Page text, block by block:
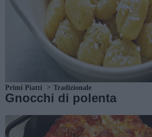
Primi Piatti Tradizionale
Gnocchi di polenta